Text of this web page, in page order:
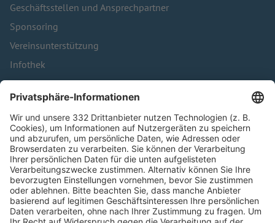
Geschäftsstellen und Ansprechpartner
Sponsoring
Vereinsunterstützung
Infothek
Kontakt
HÄUFIG BESUCHTE SEITEN
Pässe und Vereinswechsel
Trainerausbildung
Schulungsangebot Vereinsmitarbeiter
BFV-Geschäftsstellen
Trainerbörse